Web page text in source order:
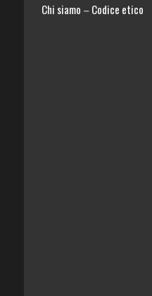
Chi siamo – Codice etico